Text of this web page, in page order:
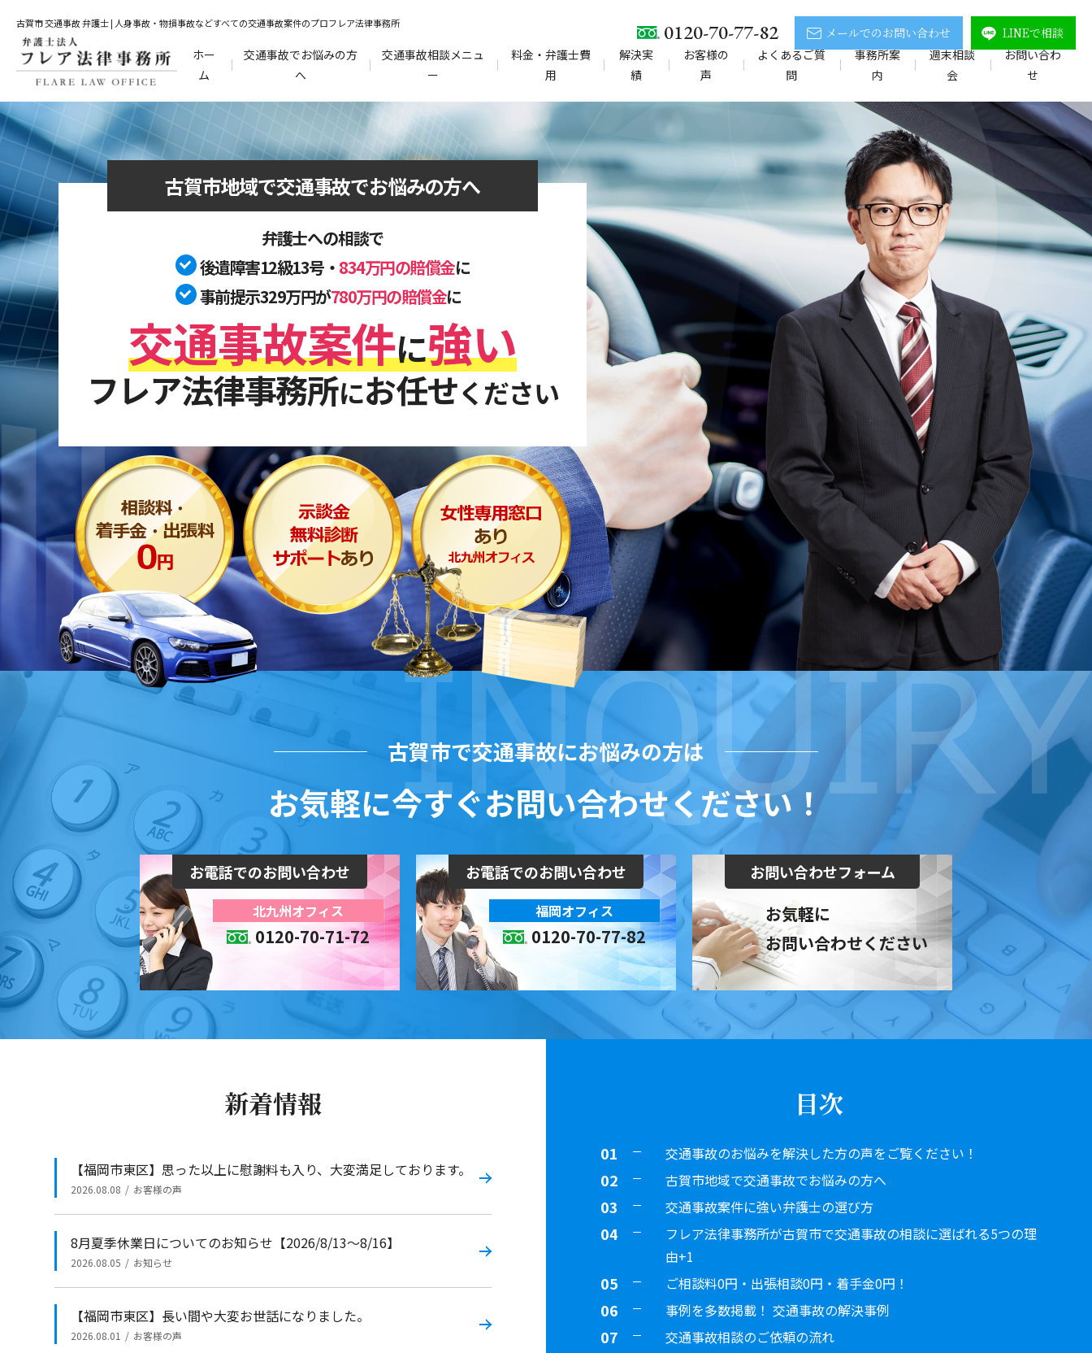
古賀市 交通事故 弁護士 | 人身事故・物損事故などすべての交通事故案件のプロフレア法律事務所 0120-70-77-82 メールでのお問い合わせ
LINEで相談
ホー
ム
交通事故でお悩みの方
へ
交通事故相談メニュ
ー
料金・弁護士費
用
解決実
績
お客様の
声
よくあるご質
問
事務所案
内
週末相談
会
お問い合わ
せ
古賀市地域で交通事故でお悩みの方へ
弁護士への相談で
後遺障害12級13号・ 834万円の賠償金に
事前提示329万円が780万円の賠償金に
交通事故案件に強い
フレア法律事務所にお任せください
古賀市で交通事故にお悩みの方は
お気軽に今すぐお問い合わせください！
お電話でのお問い合わせ
北九州オフィス
0120-70-71-72
お電話でのお問い合わせ
福岡オフィス
0120-70-77-82
お問い合わせフォーム
お気軽に
お問い合わせください
新着情報
【福岡市東区】思った以上に慰謝料も入り、大変満足しております。
2026.08.08 お客様の声
8月夏季休業日についてのお知らせ【2026/8/13～8/16】
2026.08.05 お知らせ
【福岡市東区】長い間や大変お世話になりました。
2026.08.01 お客様の声
目次
交通事故のお悩みを解決した方の声をご覧ください！
古賀市地域で交通事故でお悩みの方へ
交通事故案件に強い弁護士の選び方
フレア法律事務所が古賀市で交通事故の相談に選ばれる5つの理
由+1
ご相談料0円・出張相談0円・着手金0円！
事例を多数掲載！ 交通事故の解決事例
交通事故相談のご依頼の流れ